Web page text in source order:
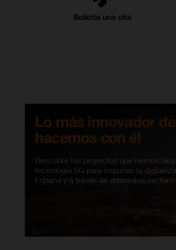
Solicita una cita
Lo más innovador
hacemos con él
Descubre los proyectos que hemos
tecnología 5G para impulsar la
España y a través de diferentes